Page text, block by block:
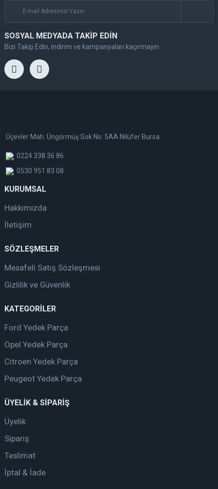
SOSYAL MEDYADA TAKİP EDİN
Bizi Takip Edin, indirim ve kampanyaları kaçırmayın
Üçevler Mah. Üngörmüş Sok No: 5AA Nilüfer Bursa
0224 338 36 86
0530 951 83 08
KURUMSAL
Hakkımızda
İletişim
SÖZLEŞMELER
Mesafeli Satış Sözleşmesi
Gizlilik ve Güvenlik
KATEGORİLER
Ford Yedek Parça
Opel Yedek Parça
Citroen Yedek Parça
Peugeot Yedek Parça
ÜYELİK & SİPARİŞ
Üyelik
Sipariş
Teslimat
İptal & İade